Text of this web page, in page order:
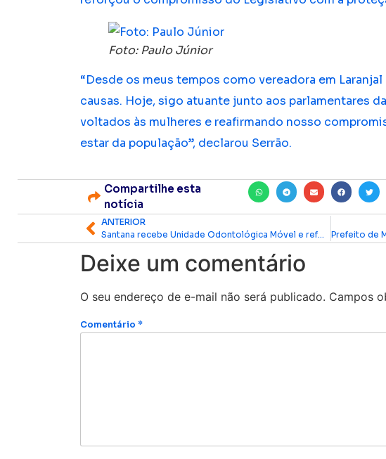
Foto: Paulo Júnior
“Desde os meus tempos como vereadora em
causas. Hoje, sigo atuante junto aos parlamentares
voltados às mulheres e reafirmando nosso
estar da população”, declarou Serrão.
Compartilhe esta
notícia
ANTERIOR
Santana recebe Unidade Odontológica Móvel e reforço de R$ 1 milhão para saúde bucal
Deixe um comentário
O seu endereço de e-mail não será publicado. Campos
Comentário*